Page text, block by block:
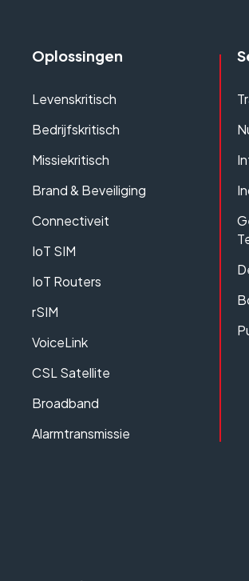
Oplossingen
Levenskritisch
Bedrijfskritisch
Missiekritisch
Brand & Beveiliging
Connectiveit
IoT SIM
IoT Routers
rSIM
VoiceLink
CSL Satellite
Broadband
Alarmtransmissie